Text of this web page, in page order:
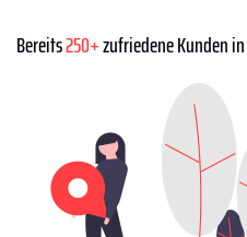
Bereits250+zufriedene Kunden in